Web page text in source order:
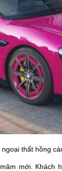
thất hồng
mới. Khách